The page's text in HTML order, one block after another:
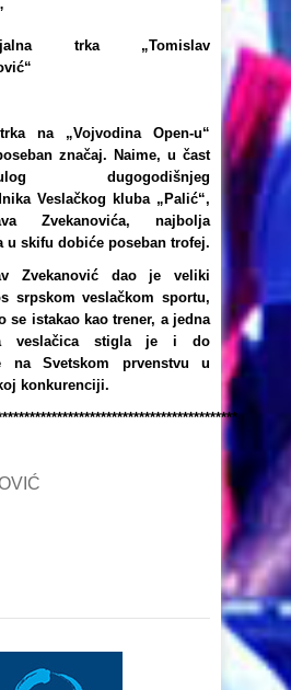
trka „Tomislav
na „Vojvodina Open-u“
značaj. Naime, u čast
dugogodišnjeg
Veslačkog kluba „Palić“,
Zvekanovića, najbolja
u skifu dobiće poseban trofej.
Zvekanović dao je veliki
srpskom veslačkom sportu,
se istakao kao trener, a jedna
veslačica stigla je i do
na Svetskom prvenstvu u
konkurenciji.